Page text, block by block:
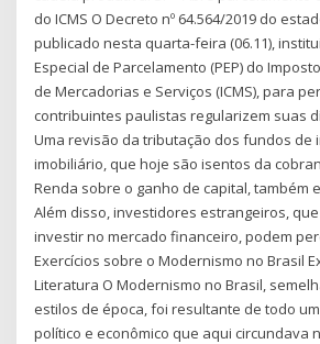
do ICMS O Decreto nº 64.564/2019 do
publicado nesta quarta-feira (06.11),
Especial de Parcelamento (PEP) do
de Mercadorias e Serviços (ICMS), para
contribuintes paulistas regularizem suas
Uma revisão da tributação dos fundos de
imobiliário, que hoje são isentos da
Renda sobre o ganho de capital, também
Além disso, investidores estrangeiros,
investir no mercado financeiro, podem
Exercícios sobre o Modernismo no Brasil
Literatura O Modernismo no Brasil,
estilos de época, foi resultante de todo
político e econômico que aqui circundava